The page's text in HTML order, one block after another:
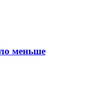
меньше